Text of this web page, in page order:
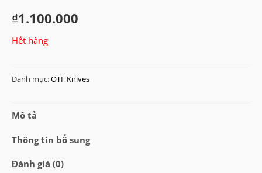
₫1.100.000
Hết hàng
Danh mục:OTF Knives
Mô tả
Thông tin bổ sung
Đánh giá (0)